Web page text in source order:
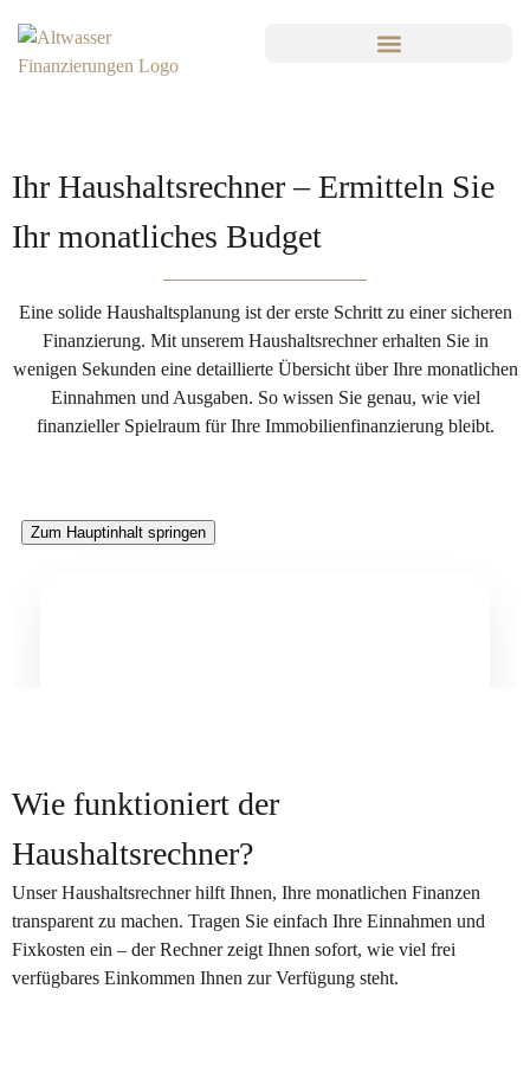
Ihr Haushaltsrechner – Ermitteln Sie
Ihr monatliches Budget
Eine solide Haushaltsplanung ist der erste Schritt zu einer sicheren
Finanzierung. Mit unserem Haushaltsrechner erhalten Sie in
wenigen Sekunden eine detaillierte Übersicht über Ihre monatlichen
Einnahmen und Ausgaben. So wissen Sie genau, wie viel
finanzieller Spielraum für Ihre Immobilienfinanzierung bleibt.
Wie funktioniert der
Haushaltsrechner?
Unser Haushaltsrechner hilft Ihnen, Ihre monatlichen Finanzen
transparent zu machen. Tragen Sie einfach Ihre Einnahmen und
Fixkosten ein – der Rechner zeigt Ihnen sofort, wie viel frei
verfügbares Einkommen Ihnen zur Verfügung steht.